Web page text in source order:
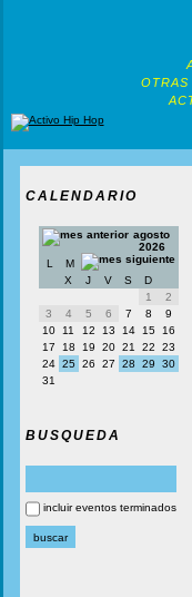
OTRAS
CALENDARIO
agosto
2026
L
M
X
J V S
D
1
2
3
4 5 6 7 8
9
10
11 12 13 14 15
16
17
18 19 20 21 22
23
24 25 26 27 28 29
30
31
BUSQUEDA
incluir eventos terminados